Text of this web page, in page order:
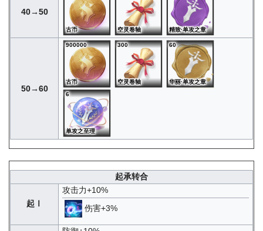
40→50
古币 空灵卷轴 精致·单攻之章
50→60
900000
古币
300
空灵卷轴
60
华丽·单攻之章
6
单攻之至理
起承转合
起Ⅰ
攻击力+10%
伤害+3%